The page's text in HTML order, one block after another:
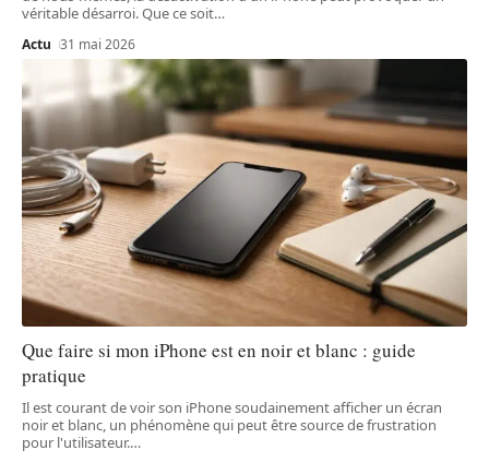
véritable désarroi. Que ce soit…
Actu 31 mai 2026
Que faire si mon iPhone est en noir et blanc : guide
pratique
Il est courant de voir son iPhone soudainement afficher un écran
noir et blanc, un phénomène qui peut être source de frustration
pour l'utilisateur.…